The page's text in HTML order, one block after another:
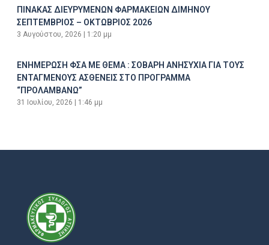
ΠΙΝΑΚΑΣ ΔΙΕΥΡΥΜΕΝΩΝ ΦΑΡΜΑΚΕΙΩΝ ΔΙΜΗΝΟΥ
ΣΕΠΤΕΜΒΡΙΟΣ – ΟΚΤΩΒΡΙΟΣ 2026
3 Αυγούστου, 2026 1:20 μμ
ΕΝΗΜΕΡΩΣΗ ΦΣΑ ΜΕ ΘΕΜΑ : ΣΟΒΑΡΗ ΑΝΗΣΥΧΙΑ ΓΙΑ ΤΟΥΣ
ΕΝΤΑΓΜΕΝΟΥΣ ΑΣΘΕΝΕΙΣ ΣΤΟ ΠΡΟΓΡΑΜΜΑ
“ΠΡΟΛΑΜΒΑΝΩ”
31 Ιουλίου, 2026 1:46 μμ